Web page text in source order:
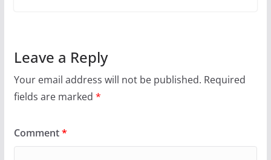
Leave a Reply
Your email address will not be published. Required
fields are marked *
Comment*